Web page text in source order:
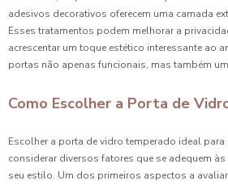
adesivos decorativos oferecem uma camada
Esses tratamentos podem melhorar a
acrescentar um toque estético interessante ao
portas não apenas funcionais, mas também
Como Escolher a Porta de
Escolher a porta de vidro temperado ideal para
considerar diversos fatores que se adequem
seu estilo. Um dos primeiros aspectos a